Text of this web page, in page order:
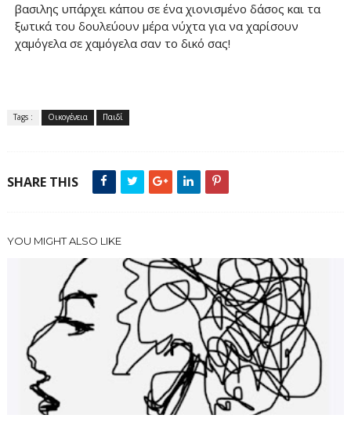
βασιλης υπάρχει κάπου σε ένα χιονισμένο δάσος και τα
ξωτικά του δουλεύουν μέρα νύχτα για να χαρίσουν
χαμόγελα σε χαμόγελα σαν το δικό σας!
Tags : Οικογένεια Παιδί
SHARE THIS
YOU MIGHT ALSO LIKE